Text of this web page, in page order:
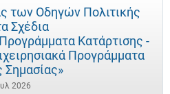
των Οδηγών Πολιτικής
Σχέδια
Κατάρτισης -
Προγράμματα
Σημασίας»
2026